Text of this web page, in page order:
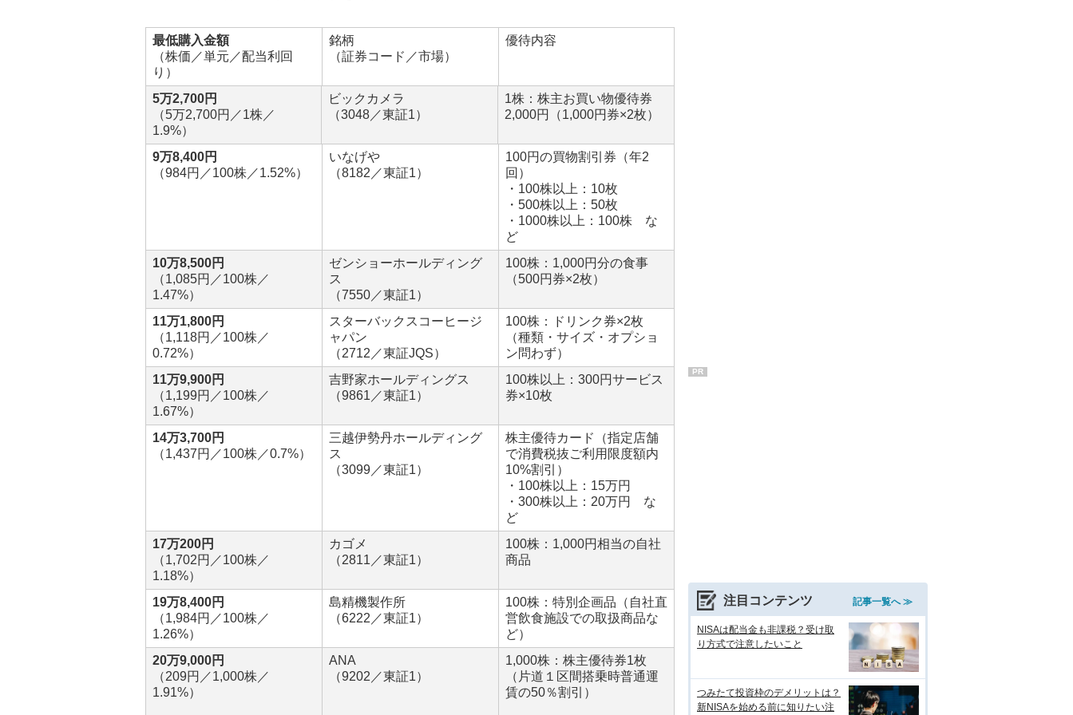
最低購入金額
（株価／単元／配当利回
り）
銘柄
（証券コード／市場）
優待内容
5万2,700円
（5万2,700円／1株／
1.9%）
ビックカメラ
（3048／東証1）
1株：株主お買い物優待券
2,000円（1,000円券×2枚）
9万8,400円
（984円／100株／1.52%）
いなげや
（8182／東証1）
100円の買物割引券（年2
回）
・100株以上：10枚
・500株以上：50枚
・1000株以上：100株 な
ど
10万8,500円
（1,085円／100株／
1.47%）
ゼンショーホールディング
ス
（7550／東証1）
100株：1,000円分の食事
（500円券×2枚）
11万1,800円
（1,118円／100株／
0.72%）
スターバックスコーヒージ
ャパン
（2712／東証JQS）
100株：ドリンク券×2枚
（種類・サイズ・オプショ
ン問わず）
11万9,900円
（1,199円／100株／
1.67%）
吉野家ホールディングス
（9861／東証1）
100株以上：300円サービス
券×10枚
14万3,700円
（1,437円／100株／0.7%）
三越伊勢丹ホールディング
ス
（3099／東証1）
株主優待カード（指定店舗
で消費税抜ご利用限度額内
10%割引）
・100株以上：15万円
・300株以上：20万円 な
ど
17万200円
（1,702円／100株／
1.18%）
カゴメ
（2811／東証1）
100株：1,000円相当の自社
商品
19万8,400円
（1,984円／100株／
1.26%）
島精機製作所
（6222／東証1）
100株：特別企画品（自社直
営飲食施設での取扱商品な
ど）
20万9,000円
（209円／1,000株／
1.91%）
ANA
（9202／東証1）
1,000株：株主優待券1枚
（片道１区間搭乗時普通運
賃の50％割引）
PR
注目コンテンツ 記事一覧へ ≫
NISAは配当金も非課税？受け取
り方式で注意したいこと
つみたて投資枠のデメリットは？
新NISAを始める前に知りたい注